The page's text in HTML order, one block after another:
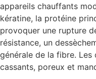
appareils chauffants
kératine, la protéine
provoquer une rupture
résistance, un
générale de la fibre.
cassants, poreux et